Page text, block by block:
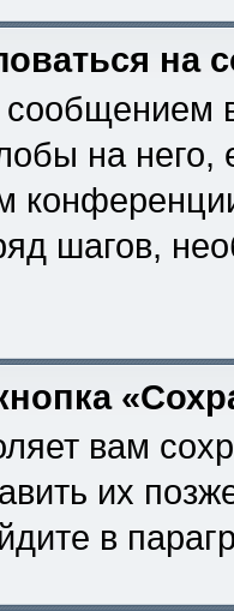
на
на него,
шагов,
вам
их
в